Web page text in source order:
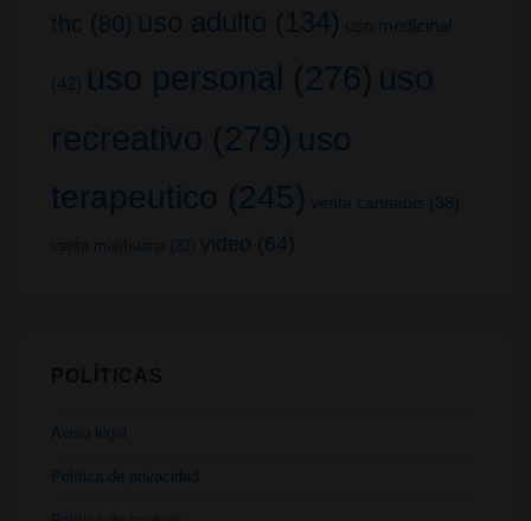
thc (80) uso adulto (134) uso medicinal
(42) uso personal (276) uso
recreativo (279) uso
terapeutico (245) venta cannabis (38)
venta marihuana (32) video (64)
Aviso legal
Política de privacidad